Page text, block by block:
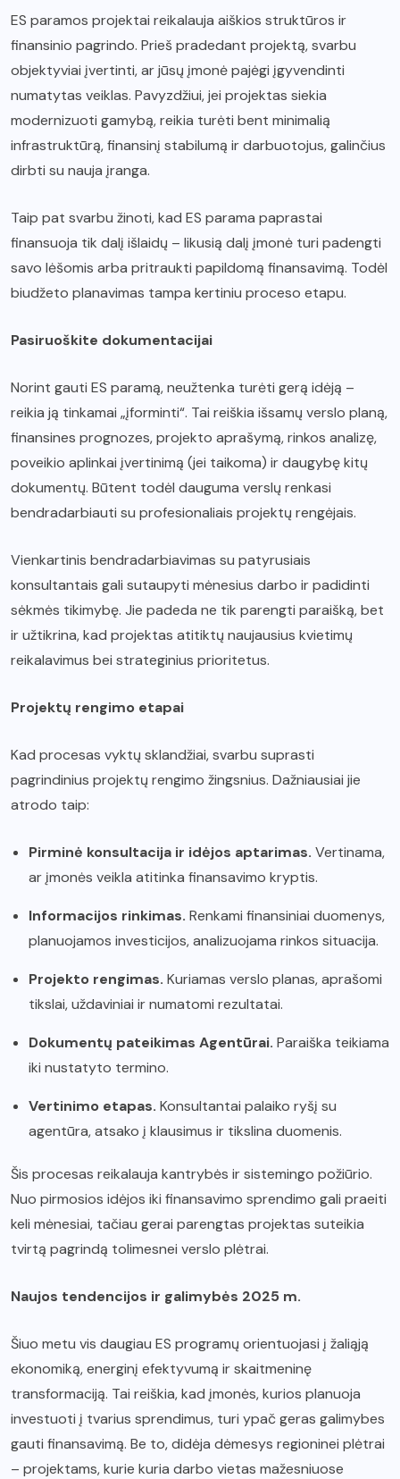
ES paramos projektai reikalauja aiškios struktūros ir
finansinio pagrindo. Prieš pradedant projektą, svarbu
objektyviai įvertinti, ar jūsų įmonė pajėgi įgyvendinti
numatytas veiklas. Pavyzdžiui, jei projektas siekia
modernizuoti gamybą, reikia turėti bent minimalią
infrastruktūrą, finansinį stabilumą ir darbuotojus, galinčius
dirbti su nauja įranga.
Taip pat svarbu žinoti, kad ES parama paprastai
finansuoja tik dalį išlaidų – likusią dalį įmonė turi padengti
savo lėšomis arba pritraukti papildomą finansavimą. Todėl
biudžeto planavimas tampa kertiniu proceso etapu.
Pasiruoškite dokumentacijai
Norint gauti ES paramą, neužtenka turėti gerą idėją –
reikia ją tinkamai „įforminti“. Tai reiškia išsamų verslo planą,
finansines prognozes, projekto aprašymą, rinkos analizę,
poveikio aplinkai įvertinimą (jei taikoma) ir daugybę kitų
dokumentų. Būtent todėl dauguma verslų renkasi
bendradarbiauti su profesionaliais projektų rengėjais.
Vienkartinis bendradarbiavimas su patyrusiais
konsultantais gali sutaupyti mėnesius darbo ir padidinti
sėkmės tikimybę. Jie padeda ne tik parengti paraišką, bet
ir užtikrina, kad projektas atitiktų naujausius kvietimų
reikalavimus bei strateginius prioritetus.
Projektų rengimo etapai
Kad procesas vyktų sklandžiai, svarbu suprasti
pagrindinius projektų rengimo žingsnius. Dažniausiai jie
atrodo taip:
Pirminė konsultacija ir idėjos aptarimas. Vertinama,
ar įmonės veikla atitinka finansavimo kryptis.
Informacijos rinkimas. Renkami finansiniai duomenys,
planuojamos investicijos, analizuojama rinkos situacija.
Projekto rengimas. Kuriamas verslo planas, aprašomi
tikslai, uždaviniai ir numatomi rezultatai.
Dokumentų pateikimas Agentūrai. Paraiška teikiama
iki nustatyto termino.
Vertinimo etapas. Konsultantai palaiko ryšį su
agentūra, atsako į klausimus ir tikslina duomenis.
Šis procesas reikalauja kantrybės ir sistemingo požiūrio.
Nuo pirmosios idėjos iki finansavimo sprendimo gali praeiti
keli mėnesiai, tačiau gerai parengtas projektas suteikia
tvirtą pagrindą tolimesnei verslo plėtrai.
Naujos tendencijos ir galimybės 2025 m.
Šiuo metu vis daugiau ES programų orientuojasi į žaliąją
ekonomiką, energinį efektyvumą ir skaitmeninę
transformaciją. Tai reiškia, kad įmonės, kurios planuoja
investuoti į tvarius sprendimus, turi ypač geras galimybes
gauti finansavimą. Be to, didėja dėmesys regioninei plėtrai
– projektams, kurie kuria darbo vietas mažesniuose